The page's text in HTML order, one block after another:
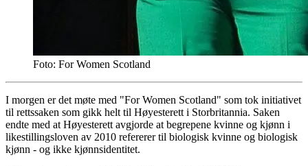
Foto: For Women Scotland
I morgen er det møte med "For Women Scotland" som tok initiativet
til rettssaken som gikk helt til Høyesterett i Storbritannia. Saken
endte med at Høyesterett avgjorde at begrepene kvinne og kjønn i
likestillingsloven av 2010 refererer til biologisk kvinne og biologisk
kjønn - og ikke kjønnsidentitet.